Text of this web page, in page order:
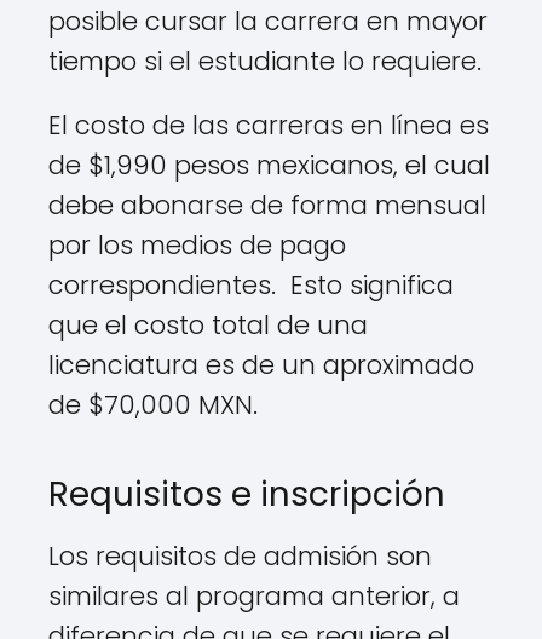
posible cursar la carrera en mayor
tiempo si el estudiante lo requiere.
El costo de las carreras en línea es
de $1,990 pesos mexicanos, el cual
debe abonarse de forma mensual
por los medios de pago
correspondientes. Esto significa
que el costo total de una
licenciatura es de un aproximado
de $70,000 MXN.
Requisitos e inscripción
Los requisitos de admisión son
similares al programa anterior, a